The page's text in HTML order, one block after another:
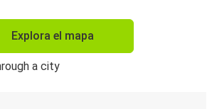
Explora el mapa